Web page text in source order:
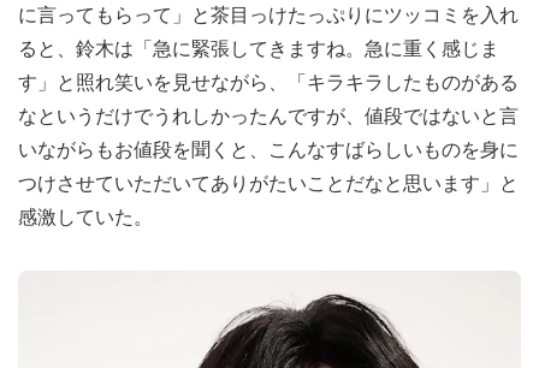
に言ってもらって」と茶目っけたっぷりにツッコミを入れ
ると、鈴木は「急に緊張してきますね。急に重く感じま
す」と照れ笑いを見せながら、「キラキラしたものがある
なというだけでうれしかったんですが、値段ではないと言
いながらもお値段を聞くと、こんなすばらしいものを身に
つけさせていただいてありがたいことだなと思います」と
感激していた。